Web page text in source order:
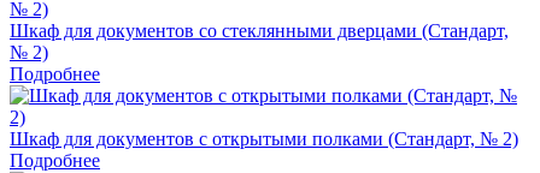
Шкаф для документов со стеклянными дверцами (Стандарт,
№ 2)
Подробнее
Шкаф для документов с открытыми полками (Стандарт, № 2)
Подробнее